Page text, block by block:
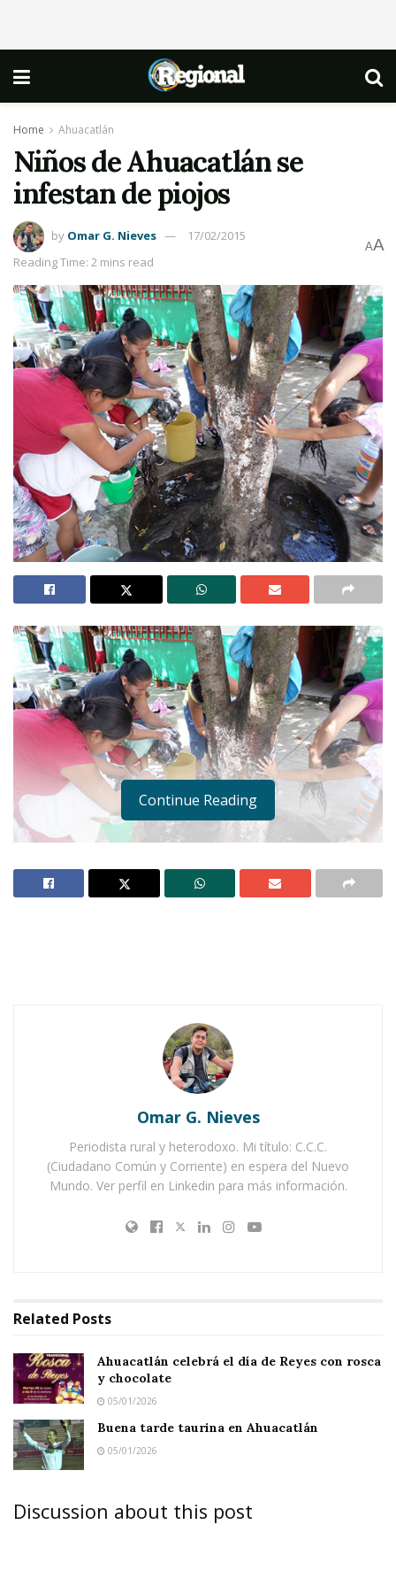
Home Ahuacatlán
Niños de Ahuacatlán se
infestan de piojos
by Omar G. Nieves
17/02/2015
Reading Time: 2 mins read
AA
Ahuacatlán celebrá el día de Reyes con rosca y
Buena tarde taurina en Ahuacatlán
Continue Reading
Omar G. Nieves
Periodista rural y heterodoxo. Mi título: C.C.C.
(Ciudadano Común y Corriente) en espera del Nuevo
Mundo. Ver perfil en Linkedin para más información.
Related Posts
Ahuacatlán celebrá el día de Reyes con rosca
y chocolate
05/01/2026
Buena tarde taurina en Ahuacatlán
05/01/2026
Discussion about this post